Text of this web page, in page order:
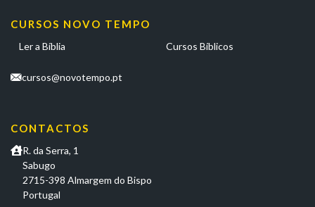
CURSOS NOVO TEMPO
Ler a Bíblia Cursos Bíblicos
cursos@novotempo.pt
CONTACTOS
R. da Serra, 1
Sabugo
2715-398 Almargem do Bispo
Portugal